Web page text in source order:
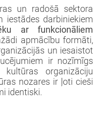
un radošā sektora
iestādes darbiniekiem
ar funkcionāliem
apmācību formāti,
un iesaistot
ir nozīmīgs
organizāciju
nozares ir ļoti cieši
identiski.